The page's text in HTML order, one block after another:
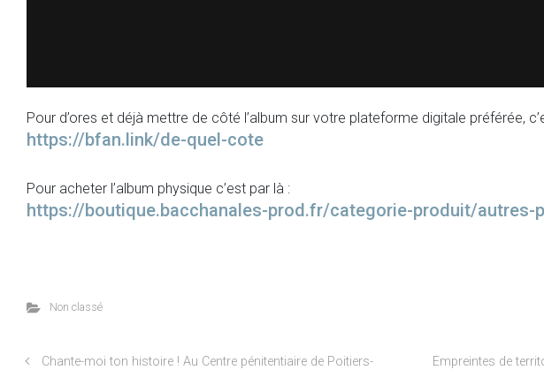
Pour d’ores et déjà mettre de côté l’album sur votre plateforme digitale préférée,
https://bfan.link/de-quel-cote
Pour acheter l’album physique c’est par là :
https://boutique.bacchanales-prod.fr/categorie-produit/autres-
Non classé
Chante-moi ton histoire ! Au Centre pénitentiaire de Poitiers-
Empreintes de